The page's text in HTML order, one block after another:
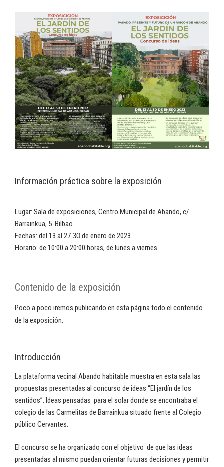
Información práctica sobre la exposición
Lugar: Sala de exposiciones, Centro Municipal de Abando, c/
Barrainkua, 5. Bilbao.
Fechas: del 13 al 27 3̶0̶ de enero de 2023.
Horario: de 10:00 a 20:00 horas, de lunes a viernes.
Contenido de la exposición
Poco a poco iremos publicando en esta página todo el contenido
de la exposición.
Introducción
La plataforma vecinal Abando habitable muestra en esta sala las
propuestas presentadas al concurso de ideas “El jardín de los
sentidos”. Ideas pensadas para el solar donde se encontraba el
colegio de las Carmelitas de Barrainkua situado frente al Colegio
público Cervantes.
El concurso se ha organizado con el objetivo de que las ideas
presentadas al mismo puedan orientar futuras decisiones y permitir